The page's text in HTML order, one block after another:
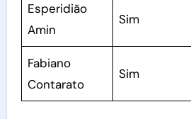
Esperidião
Amin
Sim
Fabiano
Contarato
Sim